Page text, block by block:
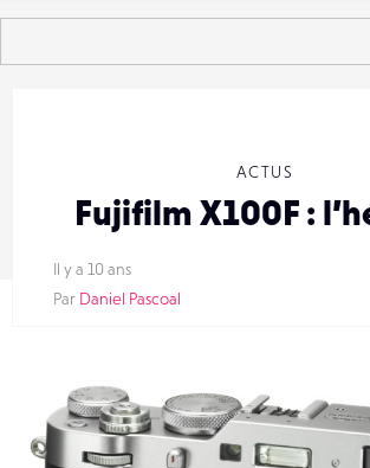
ACTUS
Fujifilm X100F :
Il y a 10 ans
Par Daniel Pascoal